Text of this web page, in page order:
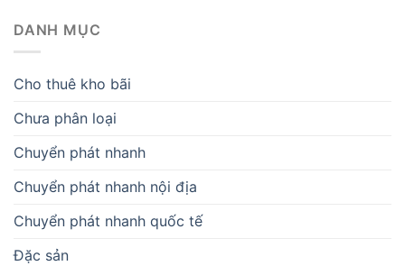
DANH MỤC
Cho thuê kho bãi
Chưa phân loại
Chuyển phát nhanh
Chuyển phát nhanh nội địa
Chuyển phát nhanh quốc tế
Đặc sản